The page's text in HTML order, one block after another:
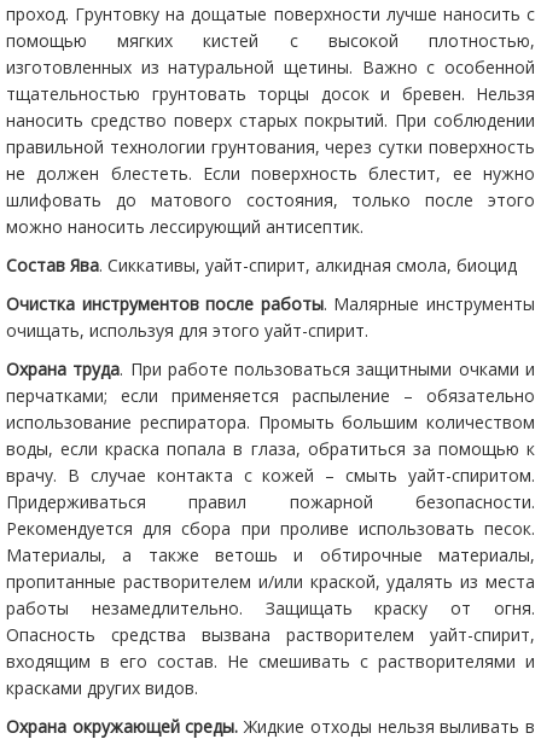
проход. Грунтовку на дощатые поверхности лучше наносить с
помощью мягких кистей с высокой плотностью,
изготовленных из натуральной щетины. Важно с особенной
тщательностью грунтовать торцы досок и бревен. Нельзя
наносить средство поверх старых покрытий. При соблюдении
правильной технологии грунтования, через сутки поверхность
не должен блестеть. Если поверхность блестит, ее нужно
шлифовать до матового состояния, только после этого
можно наносить лессирующий антисептик.
Состав Ява. Сиккативы, уайт-спирит, алкидная смола, биоцид
Очистка инструментов после работы. Малярные инструменты
очищать, используя для этого уайт-спирит.
Охрана труда. При работе пользоваться защитными очками и
перчатками; если применяется распыление – обязательно
использование респиратора. Промыть большим количеством
воды, если краска попала в глаза, обратиться за помощью к
врачу. В случае контакта с кожей – смыть уайт-спиритом.
Придерживаться правил пожарной безопасности.
Рекомендуется для сбора при проливе использовать песок.
Материалы, а также ветошь и обтирочные материалы,
пропитанные растворителем и/или краской, удалять из места
работы незамедлительно. Защищать краску от огня.
Опасность средства вызвана растворителем уайт-спирит,
входящим в его состав. Не смешивать с растворителями и
красками других видов.
Охрана окружающей среды. Жидкие отходы нельзя выливать в